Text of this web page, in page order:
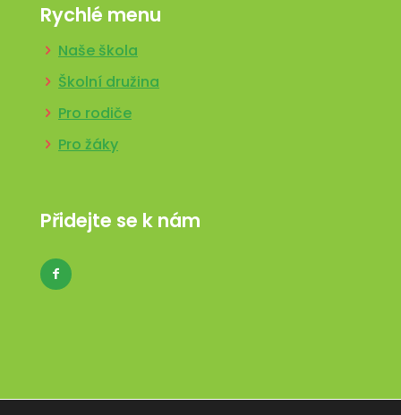
Rychlé menu
Naše škola
Školní družina
Pro rodiče
Pro žáky
Přidejte se k nám